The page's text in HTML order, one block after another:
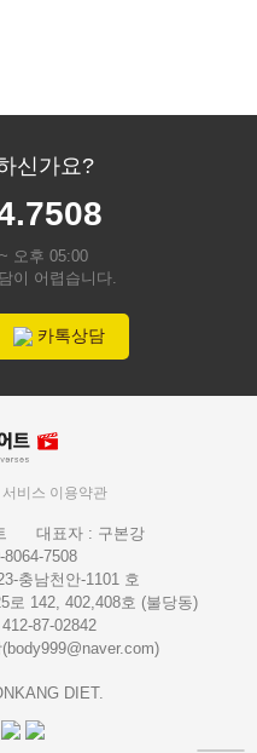
신가요?
오후 05:00
이 어렵습니다.
카톡상담
서비스 이용약관
대표자 : 구본강
7508
충남천안-1101 호
로 142, 402,408호 (불당동)
87-02842
DIET.